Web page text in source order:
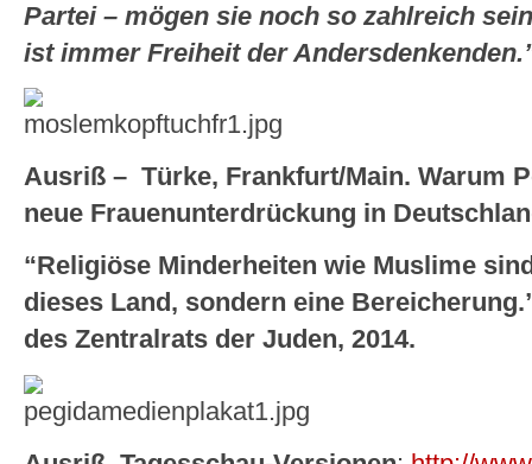
Partei – mögen sie noch so zahlreich
ist immer Freiheit der
Ausriß – Türke, Frankfurt/Main. Warum
neue Frauenunterdrückung in
“Religiöse Minderheiten wie Muslime
dieses Land, sondern eine
des Zentralrats der Juden, 2014.